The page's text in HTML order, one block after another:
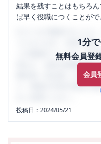
結果を残すことはもちろ
ば早く役職につくことが
1分
無料会員登
会員
うになります。SHEHUB(
ミの投稿サイトです。給
判など、女性の転職は気
輩社員（元社員）の口コ
り、将来の不安や現在の
投稿日：2024/05/21